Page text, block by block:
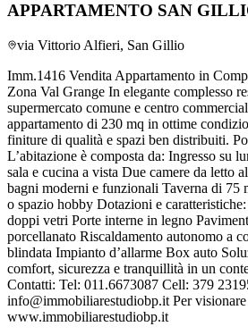
APPARTAMENTO SAN
via Vittorio Alfieri, San Gillio
Imm.1416 Vendita Appartamento in
Zona Val Grange In elegante complesso
supermercato comune e centro
appartamento di 230 mq in ottime
finiture di qualità e spazi ben distribuiti.
L’abitazione è composta da: Ingresso su
sala e cucina a vista Due camere da letto
bagni moderni e funzionali Taverna di 75
o spazio hobby Dotazioni e
doppi vetri Porte interne in legno
porcellanato Riscaldamento autonomo a
blindata Impianto d’allarme Box auto
comfort, sicurezza e tranquillità in un
Contatti: Tel: 011.6673087 Cell: 379
info@immobiliarestudiobp.it Per
www.immobiliarestudiobp.it